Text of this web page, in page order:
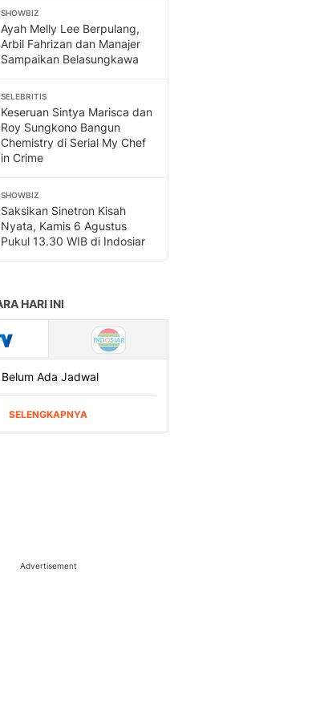
SHOWBIZ
Ayah Melly Lee Berpulang,
Arbil Fahrizan dan Manajer
Sampaikan Belasungkawa
SELEBRITIS
Keseruan Sintya Marisca dan
Roy Sungkono Bangun
Chemistry di Serial My Chef
in Crime
SHOWBIZ
Saksikan Sinetron Kisah
Nyata, Kamis 6 Agustus
Pukul 13.30 WIB di Indosiar
Advertisement